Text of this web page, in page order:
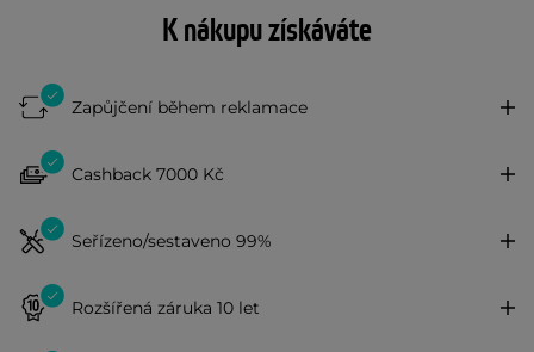
K nákupu získáváte
Zapůjčení během reklamace
Cashback 7000 Kč
Seřízeno/sestaveno 99%
Rozšířená záruka 10 let